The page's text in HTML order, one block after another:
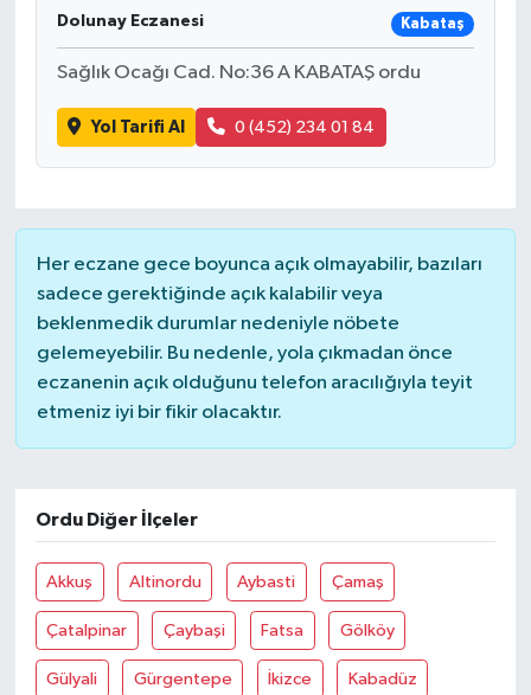
Dolunay Eczanesi Kabataş
Sağlık Ocağı Cad. No:36 A KABATAŞ ordu
Yol Tarifi Al 0 (452) 234 01 84
Her eczane gece boyunca açık olmayabilir, bazıları
sadece gerektiğinde açık kalabilir veya
beklenmedik durumlar nedeniyle nöbete
gelemeyebilir. Bu nedenle, yola çıkmadan önce
eczanenin açık olduğunu telefon aracılığıyla teyit
etmeniz iyi bir fikir olacaktır.
Ordu Diğer İlçeler
Akkuş Altinordu Aybasti Çamaş
Çatalpinar Çaybaşi Fatsa Gölköy
Gülyali Gürgentepe İkizce Kabadüz
Aydın Müftülüğü
Bartın Müftülüğü
Batman Müftülüğü
Bayburt Müftülüğü
Bingöl Müftülüğü
Bitlis Müftülüğü
Bolu Müftülüğü
Mukabele
Ramazan
Sahabeler
Zekat
DİYANET GENÇLİK
DEPREM
Dünya
Eğitim
Aile
Sağlık
Makaleler